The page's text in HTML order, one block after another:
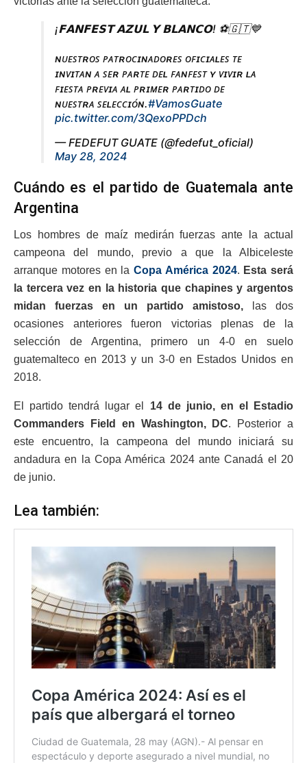
¡𝗙𝗔𝗡𝗙𝗘𝗦𝗧 𝗔𝗭𝗨𝗟 𝗬 𝗕𝗟𝗔𝗡𝗖𝗢! ⚽️🇬🇹💙
ɴᴜᴇꜱᴛʀᴏꜱ ᴘᴀᴛʀᴏᴄɪɴᴀᴅᴏʀᴇꜱ ᴏꜰɪᴄɪᴀʟᴇꜱ ᴛᴇ
ɪɴᴠɪᴛᴀɴ ᴀ ꜱᴇʀ ᴘᴀʀᴛᴇ ᴅᴇʟ ꜰᴀɴꜰᴇꜱᴛ ʏ ᴠɪᴠɪʀ ʟᴀ
ꜰɪᴇꜱᴛᴀ ᴘʀᴇᴠɪᴀ ᴀʟ ᴘʀɪᴍᴇʀ ᴘᴀʀᴛɪᴅᴏ ᴅᴇ
ɴᴜᴇꜱᴛʀᴀ ꜱᴇʟᴇᴄᴄɪᴏ́ɴ.#VamosGuate
pic.twitter.com/3QexoPPDch
— FEDEFUT GUATE (@fedefut_oficial)
May 28, 2024
Cuándo es el partido de Guatemala ante
Argentina
Los hombres de maíz medirán fuerzas ante la actual
campeona del mundo, previo a que la Albiceleste
arranque motores en la Copa América 2024. Esta será
la tercera vez en la historia que chapines y argentos
midan fuerzas en un partido amistoso, las dos
ocasiones anteriores fueron victorias plenas de la
selección de Argentina, primero un 4-0 en suelo
guatemalteco en 2013 y un 3-0 en Estados Unidos en
2018.
El partido tendrá lugar el 14 de junio, en el Estadio
Commanders Field en Washington, DC. Posterior a
este encuentro, la campeona del mundo iniciará su
andadura en la Copa América 2024 ante Canadá el 20
de junio.
Lea también: